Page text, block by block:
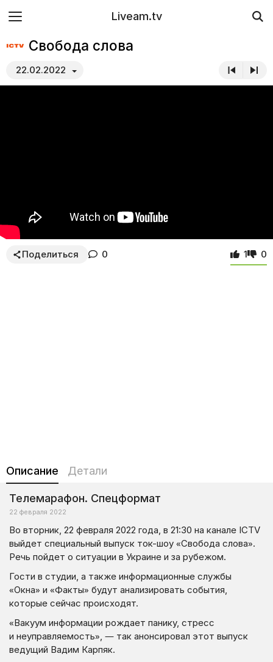
Liveam.tv
Свобода слова
22.02.2022
Поделиться 0 1 0
Описание Детали
Телемарафон. Спецформат
22 февраля 2022
Во вторник, 22 февраля 2022 года, в 21:30 на канале ICTV
выйдет специальный выпуск ток-шоу «Свобода слова».
Речь пойдет о ситуации в Украине и за рубежом.
Гости в студии, а также информационные службы
«Окна» и «Факты» будут анализировать события,
которые сейчас происходят.
«Вакуум информации рождает панику, стресс
и неуправляемость», — так анонсировал этот выпуск
ведущий Вадим Карпяк.